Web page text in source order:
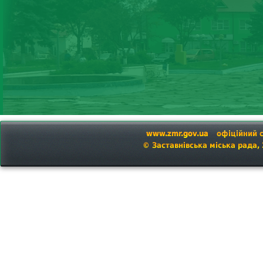
www.zmr.gov.ua
офіційний
© Заставнівська міська рада,